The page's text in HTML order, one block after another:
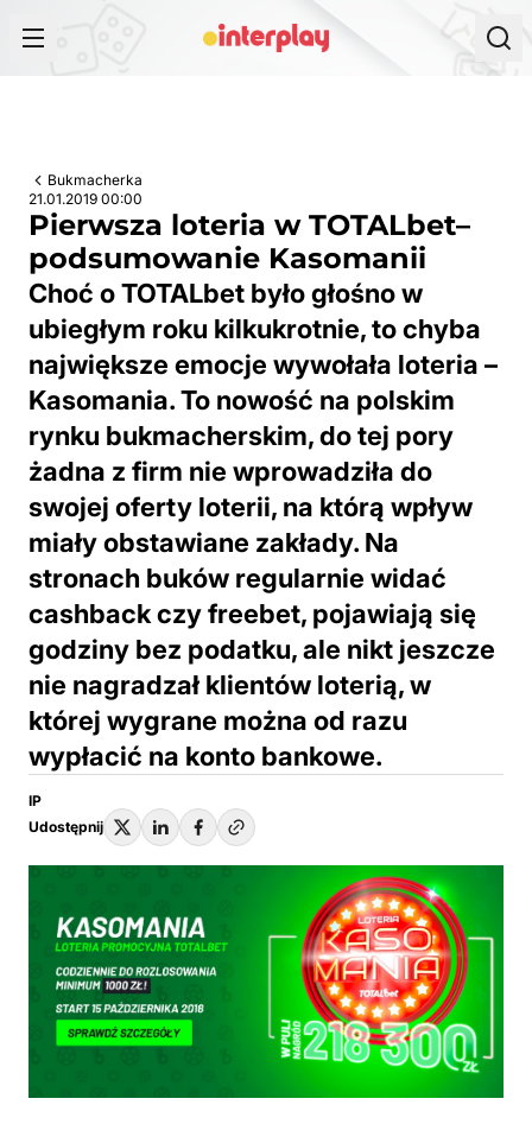
Bukmacherka
21.01.2019 00:00
Pierwsza loteria w TOTALbet–
podsumowanie Kasomanii
Choć o TOTALbet było głośno w
ubiegłym roku kilkukrotnie, to chyba
największe emocje wywołała loteria –
Kasomania. To nowość na polskim
rynku bukmacherskim, do tej pory
żadna z firm nie wprowadziła do
swojej oferty loterii, na którą wpływ
miały obstawiane zakłady. Na
stronach buków regularnie widać
cashback czy freebet, pojawiają się
godziny bez podatku, ale nikt jeszcze
nie nagradzał klientów loterią, w
której wygrane można od razu
wypłacić na konto bankowe.
IP
Udostępnij